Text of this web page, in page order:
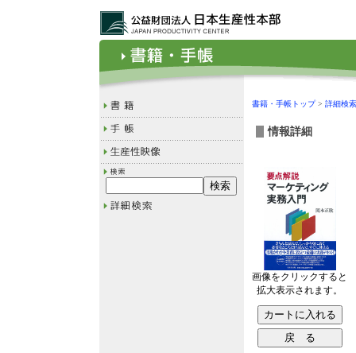
書籍・手帳トップ> 詳細検索
情報詳細
画像をクリックすると
拡大表示されます。